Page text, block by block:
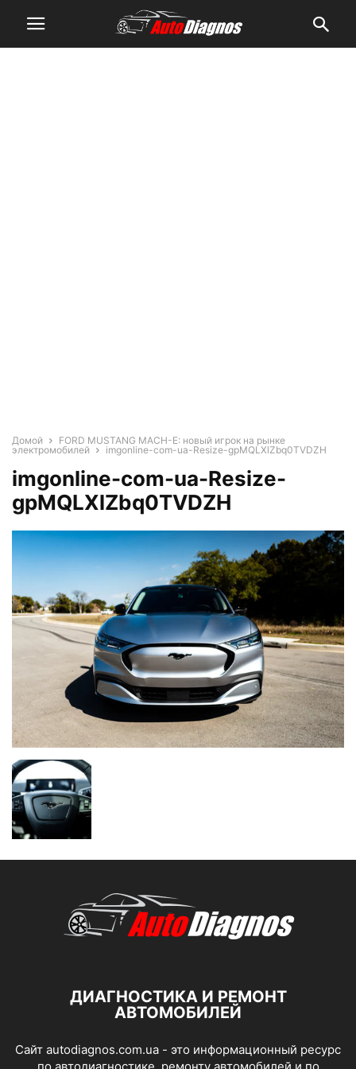
Домой
FORD MUSTANG MACH-E: новый игрок на рынке
электромобилей
imgonline-com-ua-Resize-gpMQLXlZbq0TVDZH
imgonline-com-ua-Resize-
gpMQLXlZbq0TVDZH
ДИАГНОСТИКА И РЕМОНТ
АВТОМОБИЛЕЙ
Сайт autodiagnos.com.ua - это информационный ресурс